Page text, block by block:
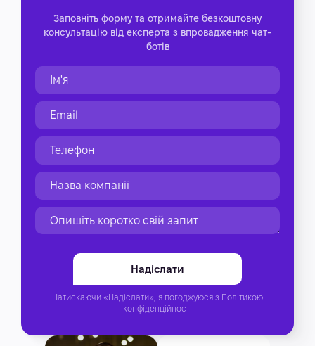
Заповніть форму та отримайте безкоштовну
консультацію від експерта з впровадження чат-
ботів
Натискаючи «Надіслати», я погоджуюся з Політикою
конфіденційності